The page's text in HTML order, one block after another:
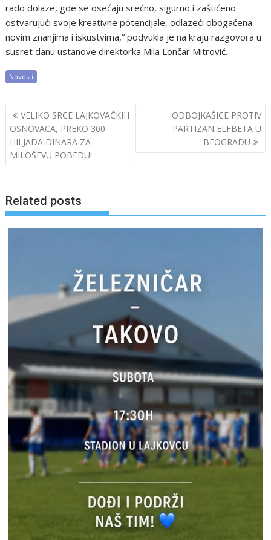
rado dolaze, gde se osećaju srećno, sigurno i zaštićeno
ostvarujući svoje kreativne potencijale, odlazeći obogaćena
novim znanjima i iskustvima,“ podvukla je na kraju razgovora u
susret danu ustanove direktorka Mila Lončar Mitrović.
Novosti
Post
navigation
VELIKO SRCE LAJKOVAČKIH
OSNOVACA, PREKO 300
HILJADA DINARA ZA
MILOŠEVU POBEDU!
ODBOJKAŠICE PROTIV
PARTIZAN ELFBETA U
BEOGRADU
Related posts